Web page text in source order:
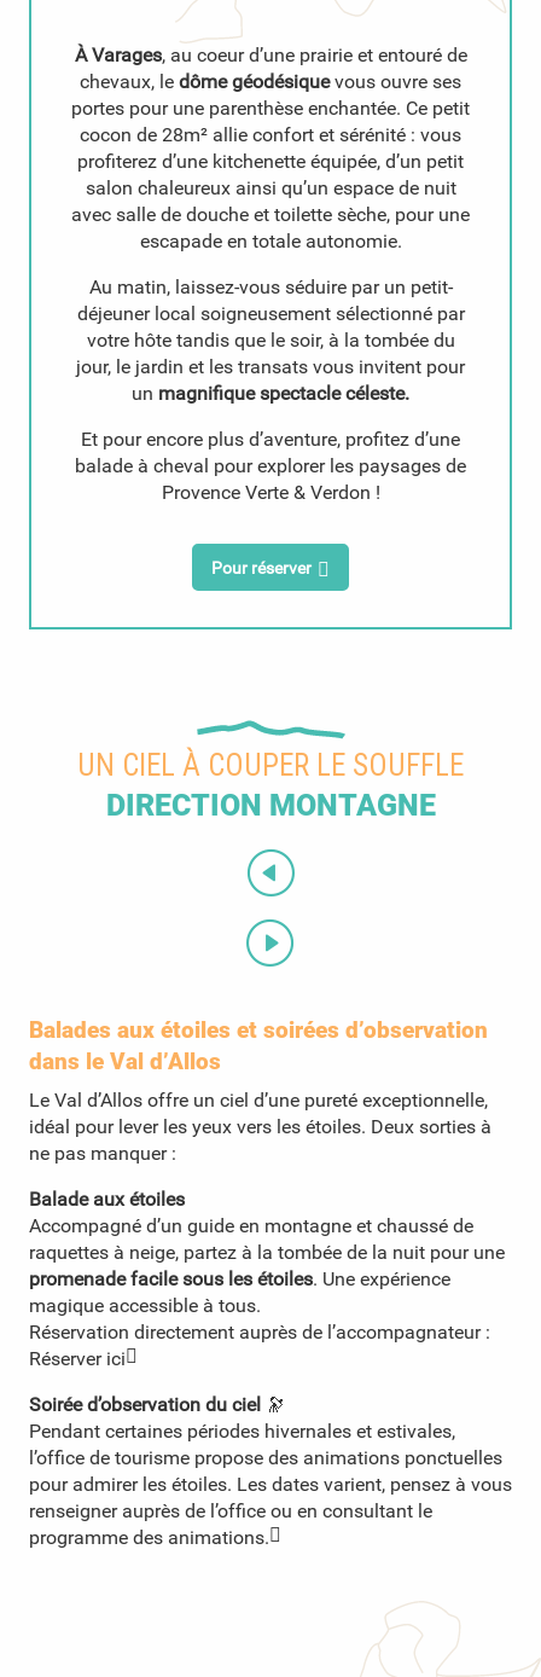
À Varages, au coeur d’une prairie et entouré de
chevaux, le dôme géodésiquevous ouvre ses
portes pour une parenthèse enchantée. Ce petit
cocon de 28m² allie confort et sérénité : vous
profiterez d’une kitchenette équipée, d’un petit
salon chaleureux ainsi qu’un espace de nuit
avec salle de douche et toilette sèche, pour une
escapade en totale autonomie.
Au matin, laissez-vous séduire par un petit-
déjeuner local soigneusement sélectionné par
votre hôte tandis que le soir, à la tombée du
jour, le jardin et les transats vous invitent pour
un magnifique spectacle céleste.
Et pour encore plus d’aventure, profitez d’une
balade à cheval pour explorer les paysages de
Provence Verte & Verdon !
Pour réserver
UN CIEL À COUPER LE SOUFFLE
DIRECTION MONTAGNE
Balades aux étoiles et soirées d’observation
dans le Val d’Allos
Le Val d’Allos offre un ciel d’une pureté exceptionnelle,
idéal pour lever les yeux vers les étoiles. Deux sorties à
ne pas manquer :
Balade aux étoiles
Accompagné d’un guide en montagne et chaussé de
raquettes à neige, partez à la tombée de la nuit pour une
promenade facile sous les étoiles. Une expérience
magique accessible à tous.
Réservation directement auprès de l’accompagnateur :
Réserver ici
Soirée d’observation du ciel 🔭
Pendant certaines périodes hivernales et estivales,
l’office de tourisme propose des animations ponctuelles
pour admirer les étoiles. Les dates varient, pensez à vous
renseigner auprès de l’office ou en consultant le
programme des animations.